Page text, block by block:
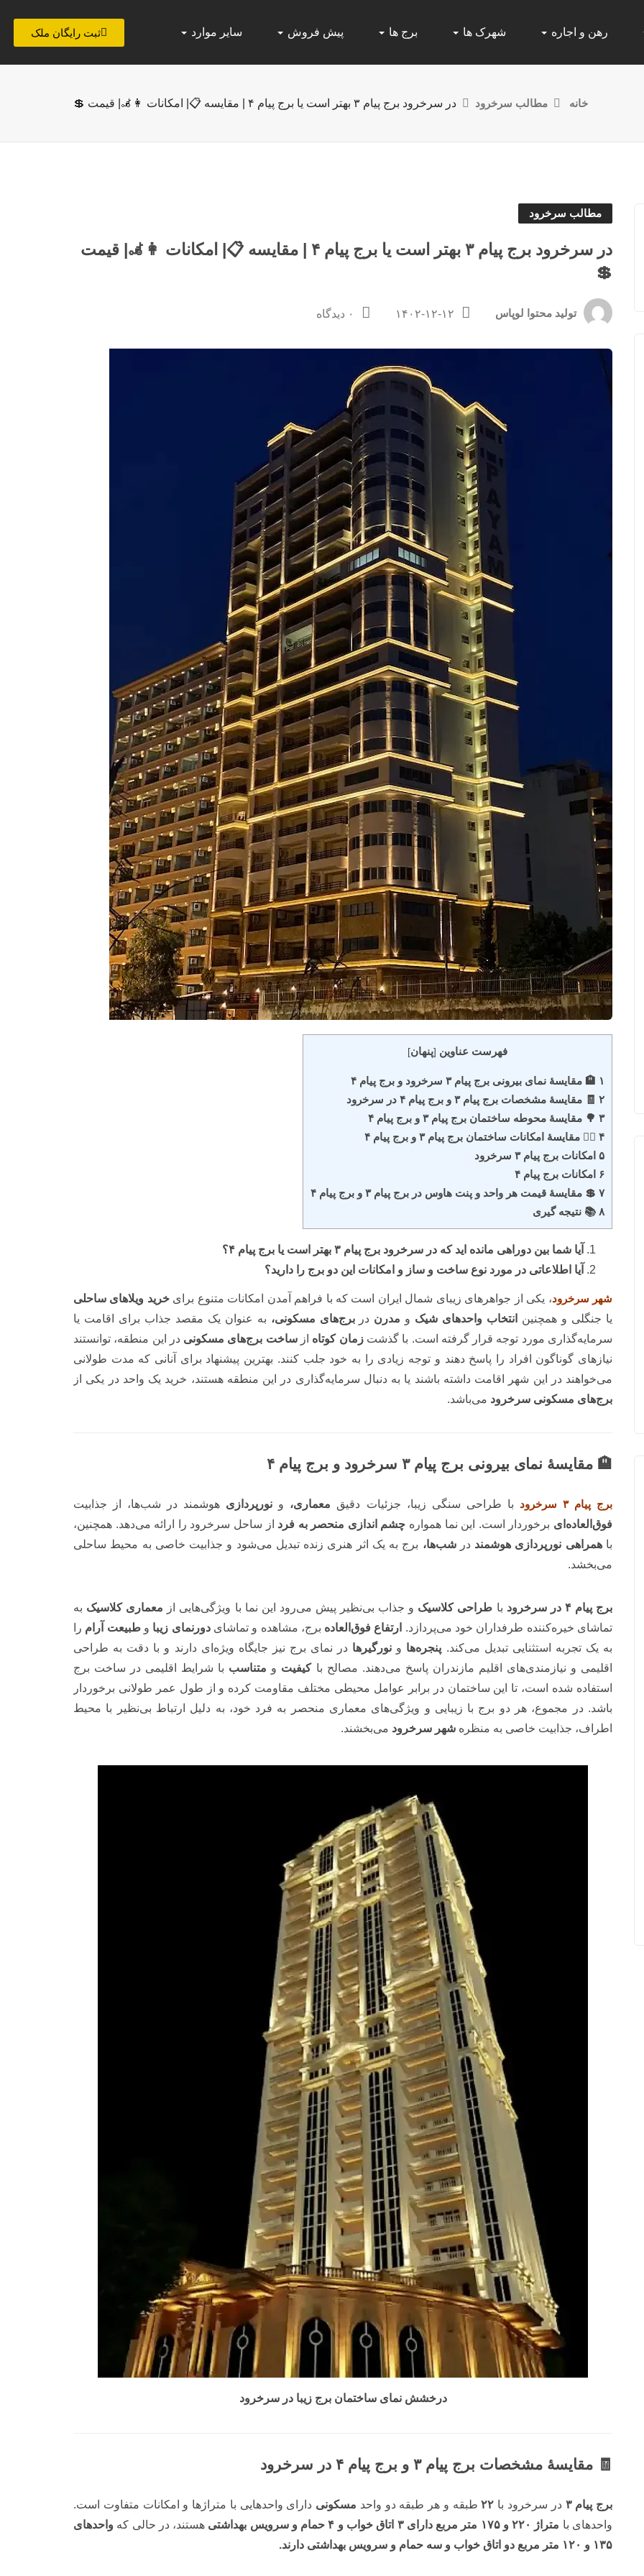
رهن و اجاره شهرک ها برج ها پیش فروش سایر موارد ثبت رایگان ملک
خانه مطالب سرخرود در سرخرود برج پیام ۳ بهتر است یا برج پیام ۴ | مقایسه 📋| امکانات 👩‍🦼| قیمت 💲
مطالب سرخرود
در سرخرود برج پیام ۳ بهتر است یا برج پیام ۴ | مقایسه 📋| امکانات 👩‍🦼| قیمت
💲
تولید محتوا لوپاس ۱۴۰۲-۱۲-۱۲ ۰ دیدگاه
فهرست عناوین [پنهان]
۱ 🏨 مقایسۀ نمای بیرونی برج پیام ۳ سرخرود و برج پیام ۴
۲ 🧾 مقایسۀ مشخصات برج پیام ۳ و برج پیام ۴ در سرخرود
۳ 🌳 مقایسۀ محوطه ساختمان برج پیام ۳ و برج پیام ۴
۴ 🏋️‍♀️ مقایسۀ امکانات ساختمان برج پیام ۳ و برج پیام ۴
۵ امکانات برج پیام ۳ سرخرود
۶ امکانات برج پیام ۴
۷ 💲 مقایسۀ قیمت هر واحد و پنت هاوس در برج پیام ۳ و برج پیام ۴
۸ 📚 نتیجه گیری
آیا شما بین دوراهی مانده اید که در سرخرود برج پیام ۳ بهتر است یا برج پیام ۴؟
آیا اطلاعاتی در مورد نوع ساخت و ساز و امکانات این دو برج را دارید؟
شهر سرخرود، یکی از جواهرهای زیبای شمال ایران است که با فراهم آمدن امکانات متنوع برایخرید ویلاهای ساحلی
یا جنگلی و همچنین
انتخاب واحدهای شیک و مدرن دربرج‌های مسکونی، به عنوان یک مقصد جذاب برای اقامت یا
سرمایه‌گذاری مورد توجه قرار گرفته است. با گذشتزمان کوتاه ازساخت برج‌های مسکونی در این منطقه، توانستند
نیازهای گوناگون افراد را پاسخ دهند و توجه زیادی را به خود جلب کنند. بهترین پیشنهاد برای آنانی که مدت طولانی
می‌خواهند در این شهر اقامت داشته باشند یا به دنبال سرمایه‌گذاری در این منطقه هستند، خرید یک واحد در یکی از
برج‌های مسکونی سرخرود می‌باشد.
🏨 مقایسۀ نمای بیرونی برج پیام ۳ سرخرود و برج پیام ۴
برج پیام ۳ سرخرود با طراحی سنگی زیبا، جزئیات دقیق معماری، و نورپردازی هوشمند در شب‌ها، از جذابیت
فوق‌العاده‌ای برخوردار است. این نما همواره چشم اندازی منحصر به فرد از ساحل سرخرود را ارائه می‌دهد. همچنین،
باهمراهی نورپردازی هوشمند درشب‌ها، برج به یک اثر هنری زنده تبدیل می‌شود و جذابیت خاصی به محیط ساحلی
می‌بخشد.
برج پیام ۴ در سرخرود با طراحی کلاسیک و جذاب بی‌نظیر پیش می‌رود این نما با ویژگی‌هایی از معماری کلاسیک به
تماشای خیره‌کننده طرفداران خود می‌پردازد. ارتفاع فوق‌العاده برج، مشاهده و تماشایدورنمای زیبا وطبیعت آرام را
به یک تجربه استثنایی تبدیل می‌کند. پنجره‌ها و نورگیرها در نمای برج نیز جایگاه ویژه‌ای دارند و با دقت به طراحی
اقلیمی و نیازمندی‌های اقلیم مازندران پاسخ می‌دهند. مصالح باکیفیت و متناسب با شرایط اقلیمی در ساخت برج
استفاده شده است، تا این ساختمان در برابر عوامل محیطی مختلف مقاومت کرده و از طول عمر طولانی برخوردار
باشد. در مجموع، هر دو برج با زیبایی و ویژگی‌های معماری منحصر به فرد خود، به دلیل ارتباط بی‌نظیر با محیط
اطراف، جذابیت خاصی به منظره شهر سرخرود می‌بخشند.
درخشش نمای ساختمان برج زیبا در سرخرود
🧾 مقایسۀ مشخصات برج پیام ۳ و برج پیام ۴ در سرخرود
برج پیام ۳ در سرخرود با ۲۲طبقه و هر طبقه دو واحد مسکونی دارای واحدهایی با متراژ‌ها و امکانات متفاوت است.
واحدهای با متراژ ۲۲۰ و ۱۷۵ متر مربع دارای ۳ اتاق خواب و ۴ حمام و سرویس بهداشتی هستند، در حالی که واحدهای
۱۳۵ و ۱۲۰ متر مربع دو اتاق خواب و سه حمام و سرویس بهداشتی دارند.